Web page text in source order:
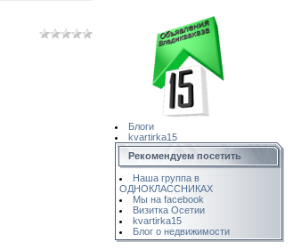
Блоги
kvartirka15
Рекомендуем посетить
Наша группа в
ОДНОКЛАССНИКАХ
Мы на facebook
Визитка Осетии
kvartirka15
Блог о недвижимости